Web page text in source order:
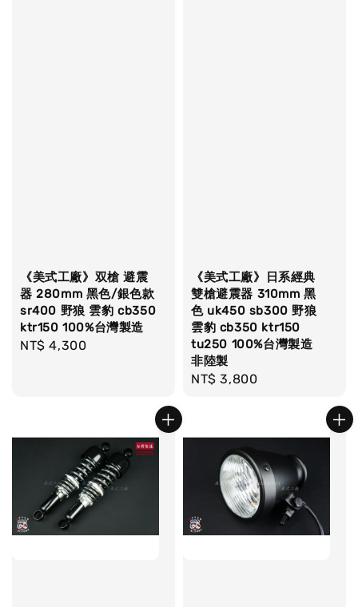
《美式工廠》双槍 避震
器 280mm 黑色/銀色款
sr400 野狼 雲豹 cb350
ktr150 100%台灣製造
Regular
NT$ 4,300
《美式工廠》日系經典
雙槍避震器 310mm 黑
色 uk450 sb300 野狼
雲豹 cb350 ktr150
tu250 100%台灣製造
非陸製
Regular
NT$ 3,800